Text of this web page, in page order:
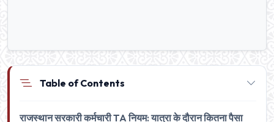
Table of Contents
राजस्थान सरकारी कर्मचारी TA नियम: यात्रा के दौरान कितना पैसा